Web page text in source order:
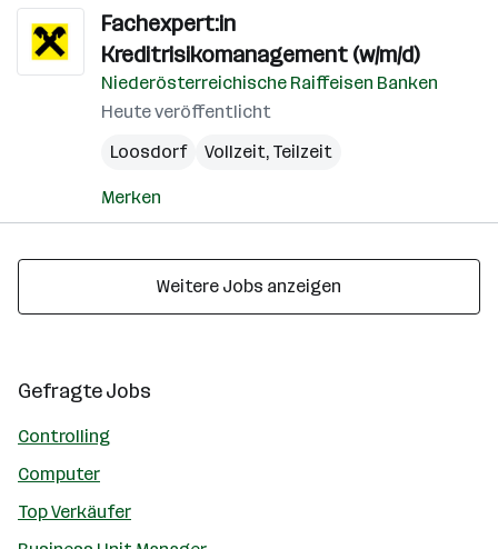
Fachexpert:in
Kreditrisikomanagement (w/m/d)
Niederösterreichische Raiffeisen Banken
Heute veröffentlicht
Loosdorf
Vollzeit, Teilzeit
Merken
Weitere Jobs anzeigen
Gefragte Jobs
Controlling
Computer
Top Verkäufer